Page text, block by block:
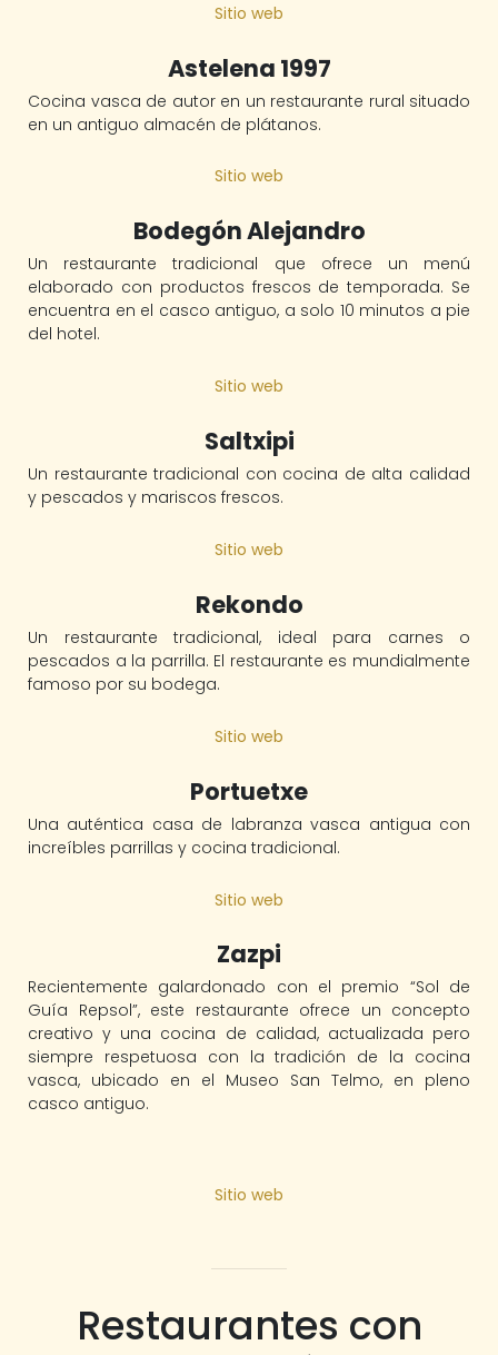
Sitio web
Astelena 1997
Cocina vasca de autor en un restaurante rural situado
en un antiguo almacén de plátanos.
Sitio web
Bodegón Alejandro
Un restaurante tradicional que ofrece un menú
elaborado con productos frescos de temporada. Se
encuentra en el casco antiguo, a solo 10 minutos a pie
del hotel.
Sitio web
Saltxipi
Un restaurante tradicional con cocina de alta calidad
y pescados y mariscos frescos.
Sitio web
Rekondo
Un restaurante tradicional, ideal para carnes o
pescados a la parrilla. El restaurante es mundialmente
famoso por su bodega.
Sitio web
Portuetxe
Una auténtica casa de labranza vasca antigua con
increíbles parrillas y cocina tradicional.
Sitio web
Zazpi
Recientemente galardonado con el premio “Sol de
Guía Repsol”, este restaurante ofrece un concepto
creativo y una cocina de calidad, actualizada pero
siempre respetuosa con la tradición de la cocina
vasca, ubicado en el Museo San Telmo, en pleno
casco antiguo.
Sitio web
Restaurantes con